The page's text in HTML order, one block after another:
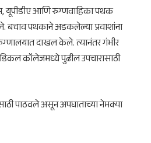
यूपीडीए आणि रुग्णवाहिका पथक
बचाव पथकाने अडकलेल्या प्रवाशांना
दाखल केले. त्यानंतर गंभीर
कॉलेजमध्ये पुढील उपचारासाठी
पाठवले असून अपघाताच्या नेमक्या